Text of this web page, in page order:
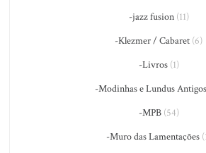
-jazz fusion(11)
-Klezmer / Cabaret (6)
-Livros(1)
-Modinhas e Lundus Antigos
-MPB(54)
-Muro das Lamentações